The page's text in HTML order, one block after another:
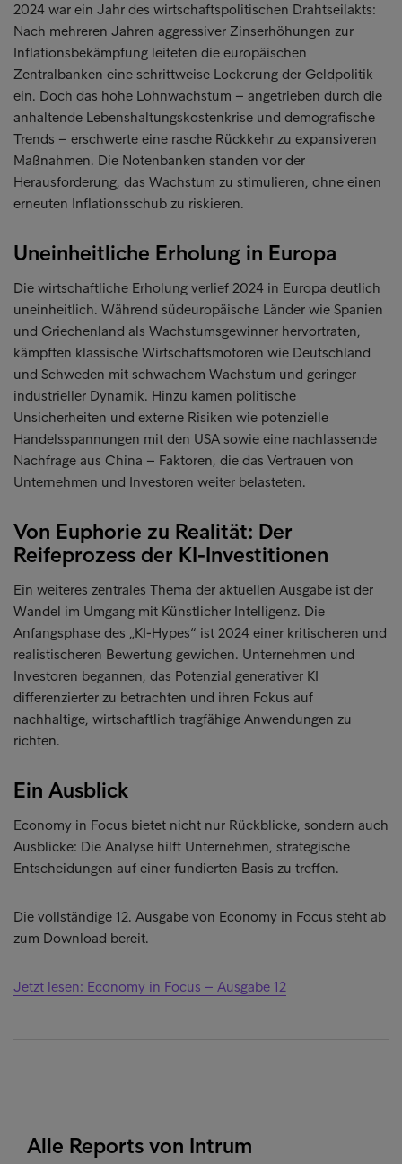
2024 war ein Jahr des wirtschaftspolitischen Drahtseilakts:
Nach mehreren Jahren aggressiver Zinserhöhungen zur
Inflationsbekämpfung leiteten die europäischen
Zentralbanken eine schrittweise Lockerung der Geldpolitik
ein. Doch das hohe Lohnwachstum – angetrieben durch die
anhaltende Lebenshaltungskostenkrise und demografische
Trends – erschwerte eine rasche Rückkehr zu expansiveren
Maßnahmen. Die Notenbanken standen vor der
Herausforderung, das Wachstum zu stimulieren, ohne einen
erneuten Inflationsschub zu riskieren.
Uneinheitliche Erholung in Europa
Die wirtschaftliche Erholung verlief 2024 in Europa deutlich
uneinheitlich. Während südeuropäische Länder wie Spanien
und Griechenland als Wachstumsgewinner hervortraten,
kämpften klassische Wirtschaftsmotoren wie Deutschland
und Schweden mit schwachem Wachstum und geringer
industrieller Dynamik. Hinzu kamen politische
Unsicherheiten und externe Risiken wie potenzielle
Handelsspannungen mit den USA sowie eine nachlassende
Nachfrage aus China – Faktoren, die das Vertrauen von
Unternehmen und Investoren weiter belasteten.
Von Euphorie zu Realität: Der
Reifeprozess der KI-Investitionen
Ein weiteres zentrales Thema der aktuellen Ausgabe ist der
Wandel im Umgang mit Künstlicher Intelligenz. Die
Anfangsphase des „KI-Hypes“ ist 2024 einer kritischeren und
realistischeren Bewertung gewichen. Unternehmen und
Investoren begannen, das Potenzial generativer KI
differenzierter zu betrachten und ihren Fokus auf
nachhaltige, wirtschaftlich tragfähige Anwendungen zu
richten.
Ein Ausblick
Economy in Focus bietet nicht nur Rückblicke, sondern auch
Ausblicke: Die Analyse hilft Unternehmen, strategische
Entscheidungen auf einer fundierten Basis zu treffen.
Die vollständige 12. Ausgabe von Economy in Focus steht ab
zum Download bereit.
Jetzt lesen: Economy in Focus – Ausgabe 12
Alle Reports von Intrum